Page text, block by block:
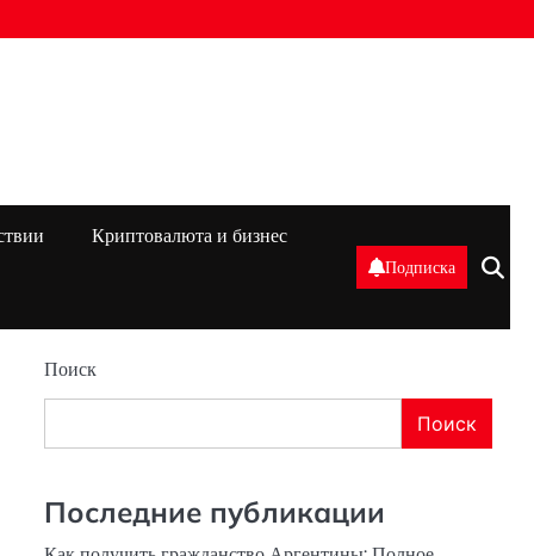
Криптовалюта и бизнес
Подписка
Поиск
Поиск
Последние публикации